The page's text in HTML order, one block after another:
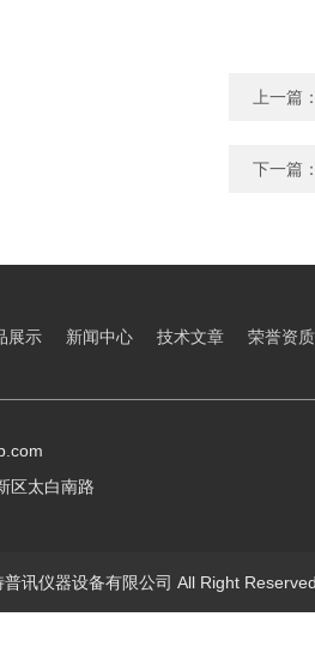
上一篇
下一篇
展示 新闻中心 技术文章 荣誉资质
区太白南路
普讯仪器设备有限公司 All Right